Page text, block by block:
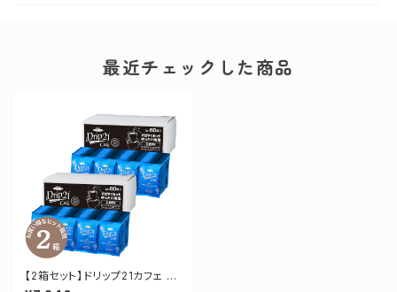
最近チェックした商品
【2箱セット】ドリップ21カフェ ス
ペシャルブレンド OCボックス S